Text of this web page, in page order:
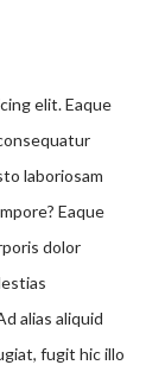
elit. Eaque
laboriosam
Eaque
dolor
alias aliquid
fugit hic illo